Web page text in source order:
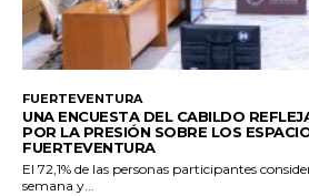
FUERTEVENTURA
UNA ENCUESTA DEL CABILDO
POR LA PRESIÓN SOBRE LOS
FUERTEVENTURA
El 72,1% de las personas participantes
semana y...